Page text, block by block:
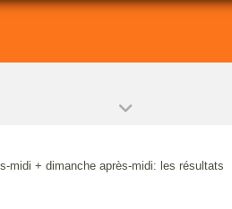
midi + dimanche après-midi: les résultats